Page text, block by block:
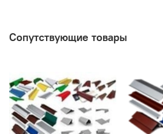
Сопутствующие товары